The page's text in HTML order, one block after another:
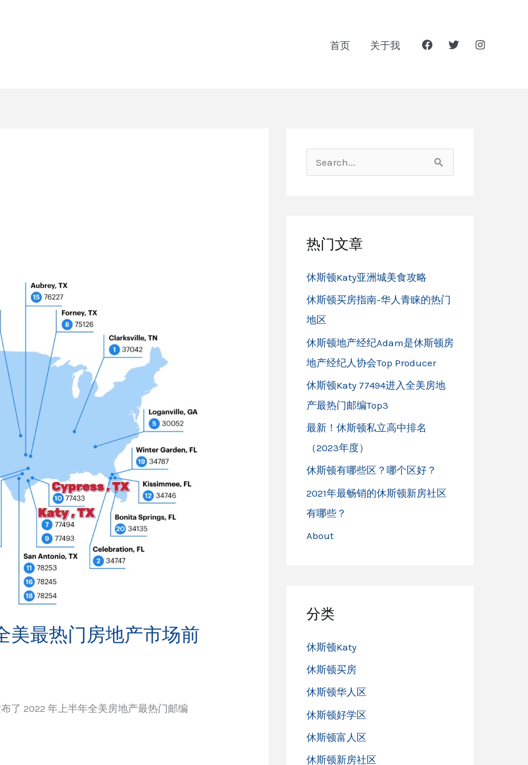
首页 关于我
美最热门房地产市场前
了 2022 年上半年全美房地产最热门邮编
索
热门文章
休斯顿Katy亚洲城美食攻略
休斯顿买房指南-华人青睐的热门
地区
休斯顿地产经纪Adam是休斯顿房
地产经纪人协会Top Producer
休斯顿Katy 77494进入全美房地
产最热门邮编Top3
最新！休斯顿私立高中排名
（2023年度）
休斯顿有哪些区？哪个区好？
2021年最畅销的休斯顿新房社区
有哪些？
About
分类
休斯顿Katy
休斯顿买房
休斯顿华人区
休斯顿好学区
休斯顿富人区
休斯顿新房社区